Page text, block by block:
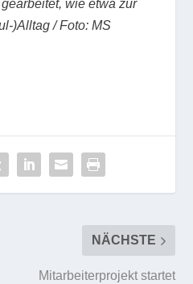
wie etwa zur
)Alltag / Foto: MS
NÄCHSTE
Mitarbeiterprojekt startet